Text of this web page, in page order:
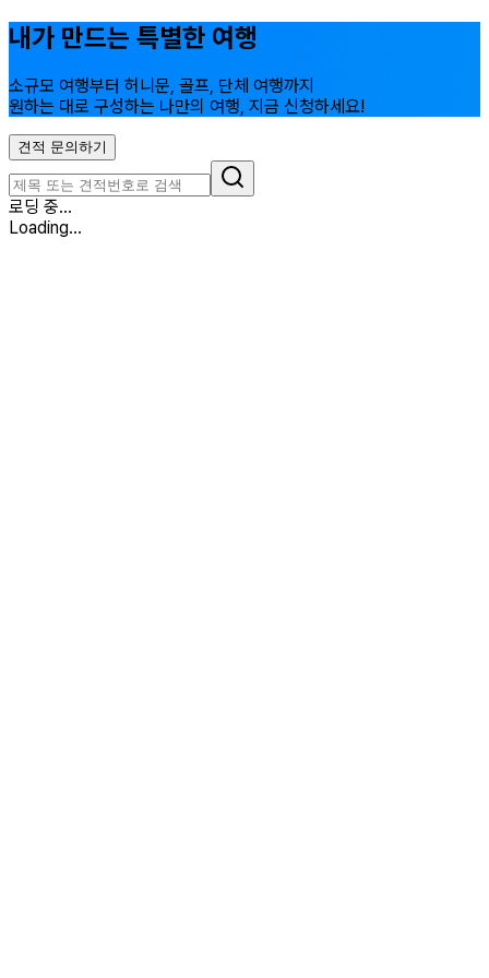
내가 만드는 특별한 여행
소규모 여행부터 허니문, 골프, 단체 여행까지
원하는 대로 구성하는 나만의 여행, 지금 신청하세요!
견적 문의하기
로딩 중...
Loading...